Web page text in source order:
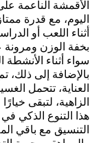
الأقمشة الناعمة
اليوم، مع قدرة
أثناء اللعب أو
بخفة الوزن ومرونة
سواء أثناء الأنشطة
بالإضافة إلى ذلك،
العناية، تتحمل
الزاهية، لتبقى
هذا التنوع الذكي
التنسيق مع باقي